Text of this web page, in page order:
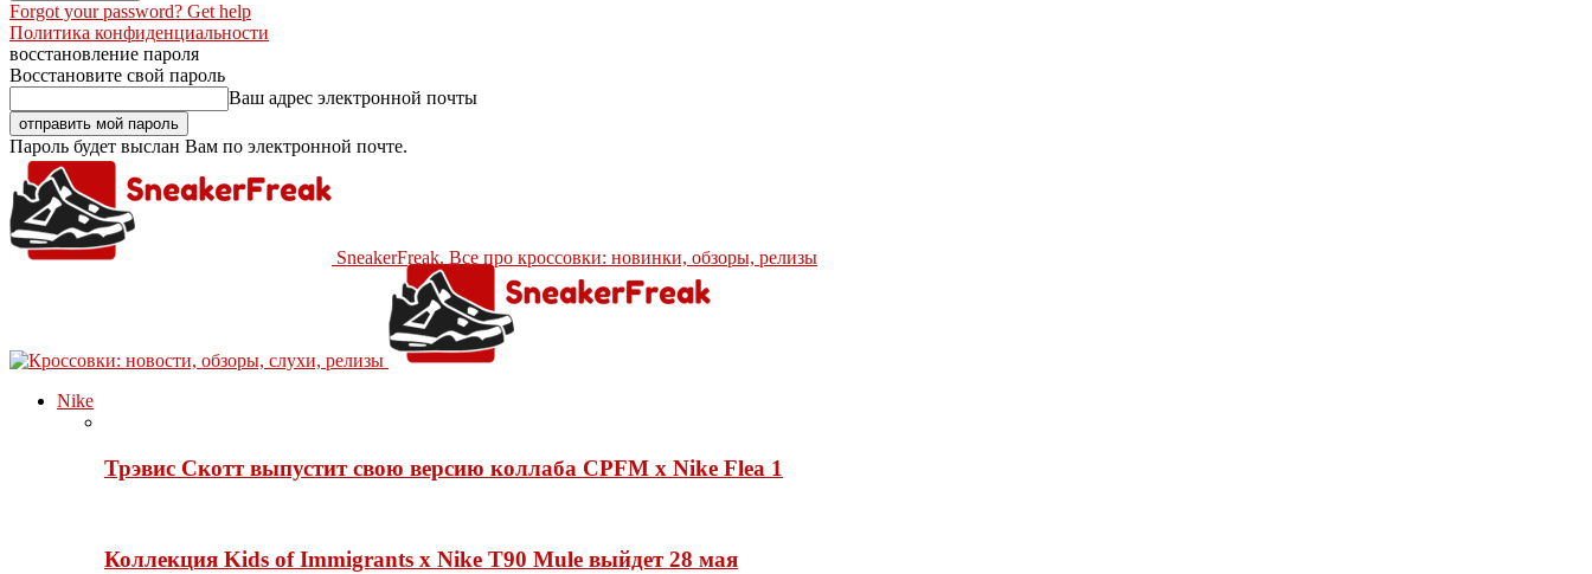
Forgot your password? Get help
Политика конфиденциальности
восстановление пароля
Восстановите свой пароль
Ваш адрес электронной почты
Пароль будет выслан Вам по электронной почте.
SneakerFreak. Все про кроссовки: новинки, обзоры, релизы
Nike
Трэвис Скотт выпустит свою версию коллаба CPFM x Nike Flea 1
Коллекция Kids of Immigrants x Nike T90 Mule выйдет 28 мая